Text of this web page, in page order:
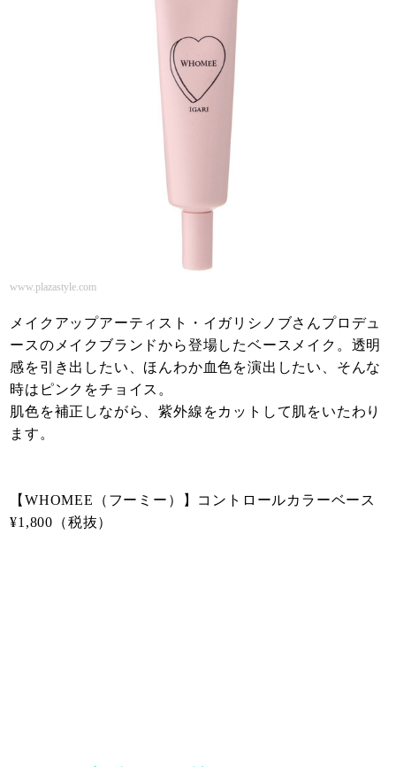
www.plazastyle.com
メイクアップアーティスト・イガリシノブさんプロデュ
ースのメイクブランドから登場したベースメイク。透明
感を引き出したい、ほんわか血色を演出したい、そんな
時はピンクをチョイス。
肌色を補正しながら、紫外線をカットして肌をいたわり
ます。
【WHOMEE（フーミー）】コントロールカラーベース
¥1,800（税抜）